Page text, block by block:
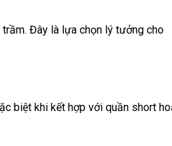
Đây là lựa chọn lý tưởng cho
biệt khi kết hợp với quần short